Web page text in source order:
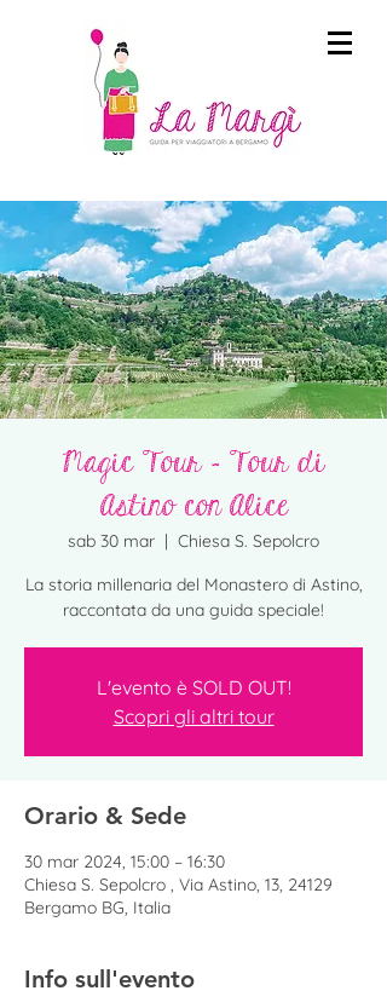
Magic Tour - Tour di
Astino con Alice
sab 30 mar
  |
Chiesa S. Sepolcro
La storia millenaria del Monastero di Astino,
raccontata da una guida speciale!
L'evento è SOLD OUT!
Scopri gli altri tour
Orario & Sede
30 mar 2024, 15:00 – 16:30
Chiesa S. Sepolcro , Via Astino, 13, 24129
Bergamo BG, Italia
Info sull'evento